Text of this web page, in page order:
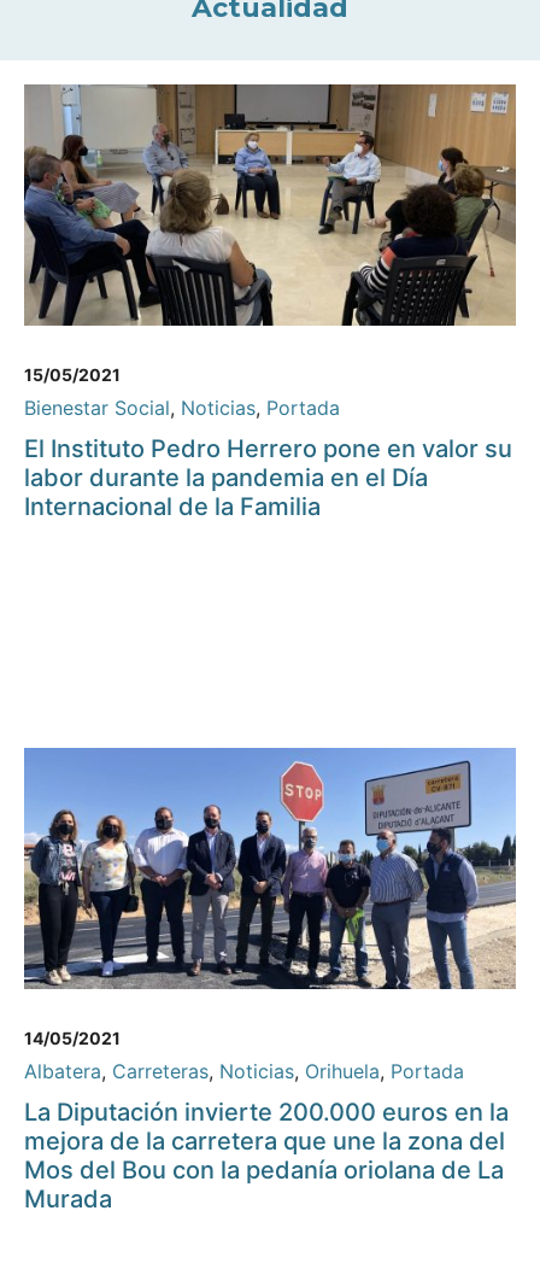
Actualidad
15/05/2021
Bienestar Social, Noticias, Portada
El Instituto Pedro Herrero pone en valor su
labor durante la pandemia en el Día
Internacional de la Familia
14/05/2021
Albatera, Carreteras, Noticias, Orihuela, Portada
La Diputación invierte 200.000 euros en la
mejora de la carretera que une la zona del
Mos del Bou con la pedanía oriolana de La
Murada